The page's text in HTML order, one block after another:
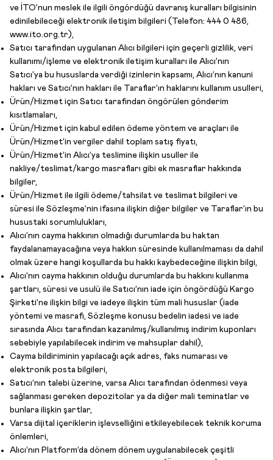
ve İTO’nun meslek ile ilgili öngördüğü davranış kuralları bilgisinin
edinilebileceği elektronik iletişim bilgileri (Telefon: 444 0 486,
www.ito.org.tr),
Satıcı tarafından uygulanan Alıcı bilgileri için geçerli gizlilik, veri
kullanımı/işleme ve elektronik iletişim kuralları ile Alıcı’nın
Satıcı’ya bu hususlarda verdiği izinlerin kapsamı, Alıcı’nın kanuni
hakları ve Satıcı’nın hakları ile Taraflar’ın haklarını kullanım usulleri,
Ürün/Hizmet için Satıcı tarafından öngörülen gönderim
kısıtlamaları,
Ürün/Hizmet için kabul edilen ödeme yöntem ve araçları ile
Ürün/Hizmet’in vergiler dahil toplam satış fiyatı,
Ürün/Hizmet’in Alıcı’ya teslimine ilişkin usuller ile
nakliye/teslimat/kargo masrafları gibi ek masraflar hakkında
bilgiler,
Ürün/Hizmet ile ilgili ödeme/tahsilat ve teslimat bilgileri ve
süresi ile Sözleşme’nin ifasına ilişkin diğer bilgiler ve Taraflar’ın bu
husustaki sorumlulukları,
Alıcı’nın cayma hakkının olmadığı durumlarda bu haktan
faydalanamayacağına veya hakkın süresinde kullanılmaması da dahil
olmak üzere hangi koşullarda bu hakkı kaybedeceğine ilişkin bilgi,
Alıcı’nın cayma hakkının olduğu durumlarda bu hakkını kullanma
şartları, süresi ve usulü ile Satıcı’nın iade için öngördüğü Kargo
Şirketi’ne ilişkin bilgi ve iadeye ilişkin tüm mali hususlar (iade
yöntemi ve masrafı, Sözleşme konusu bedelin iadesi ve iade
sırasında Alıcı tarafından kazanılmış/kullanılmış indirim kuponları
sebebiyle yapılabilecek indirim ve mahsuplar dahil),
Cayma bildiriminin yapılacağı açık adres, faks numarası ve
elektronik posta bilgileri,
Satıcı’nın talebi üzerine, varsa Alıcı tarafından ödenmesi veya
sağlanması gereken depozitolar ya da diğer mali teminatlar ve
bunlara ilişkin şartlar,
Varsa dijital içeriklerin işlevselliğini etkileyebilecek teknik koruma
önlemleri,
Alıcı’nın Platform’da dönem dönem uygulanabilecek çeşitli